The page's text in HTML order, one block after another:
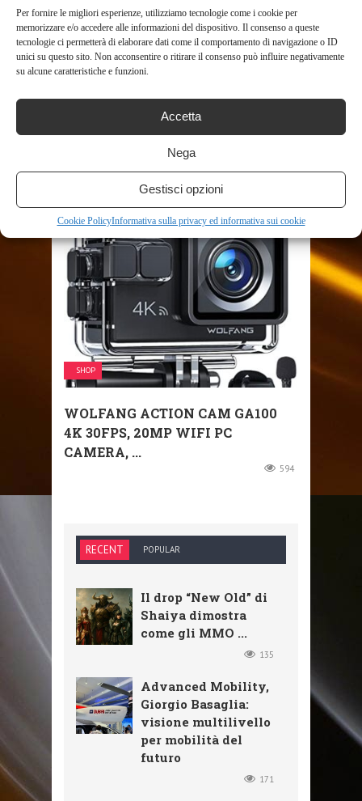
Per fornire le migliori esperienze, utilizziamo tecnologie come i cookie per
memorizzare e/o accedere alle informazioni del dispositivo. Il consenso a queste
tecnologie ci permetterà di elaborare dati come il comportamento di navigazione o ID
unici su questo sito. Non acconsentire o ritirare il consenso può influire negativamente
su alcune caratteristiche e funzioni.
Accetta
Nega
Gestisci opzioni
Cookie PolicyInformativa sulla privacy ed informativa sui cookie
VIDEOCAMERA VLOG DIGITALE
18X VIDEOCAMERA
PROFESSIONALE 4K STREAM
WEBCAM MESSA ...
SHOP
WOLFANG ACTION CAM GA100
4K 30FPS, 20MP WIFI PC
CAMERA, ...
594
RECENT POPULAR
Il drop “New Old” di
Shaiya dimostra
come gli MMO ...
135
Advanced Mobility,
Giorgio Basaglia:
visione multilivello
per mobilità del
futuro
171